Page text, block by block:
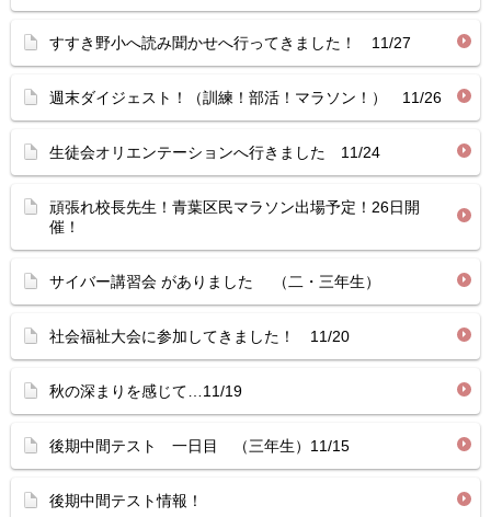
すすき野小へ読み聞かせへ行ってきました！ 11/27
週末ダイジェスト！（訓練！部活！マラソン！） 11/26
生徒会オリエンテーションへ行きました 11/24
頑張れ校長先生！青葉区民マラソン出場予定！26日開
催！
サイバー講習会 がありました （二・三年生）
社会福祉大会に参加してきました！ 11/20
秋の深まりを感じて…11/19
後期中間テスト 一日目 （三年生）11/15
後期中間テスト情報！